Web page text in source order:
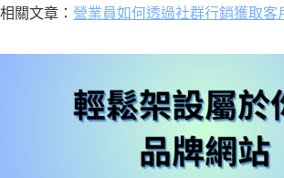
相關文章： 營業員如何透過社群行銷獲取客